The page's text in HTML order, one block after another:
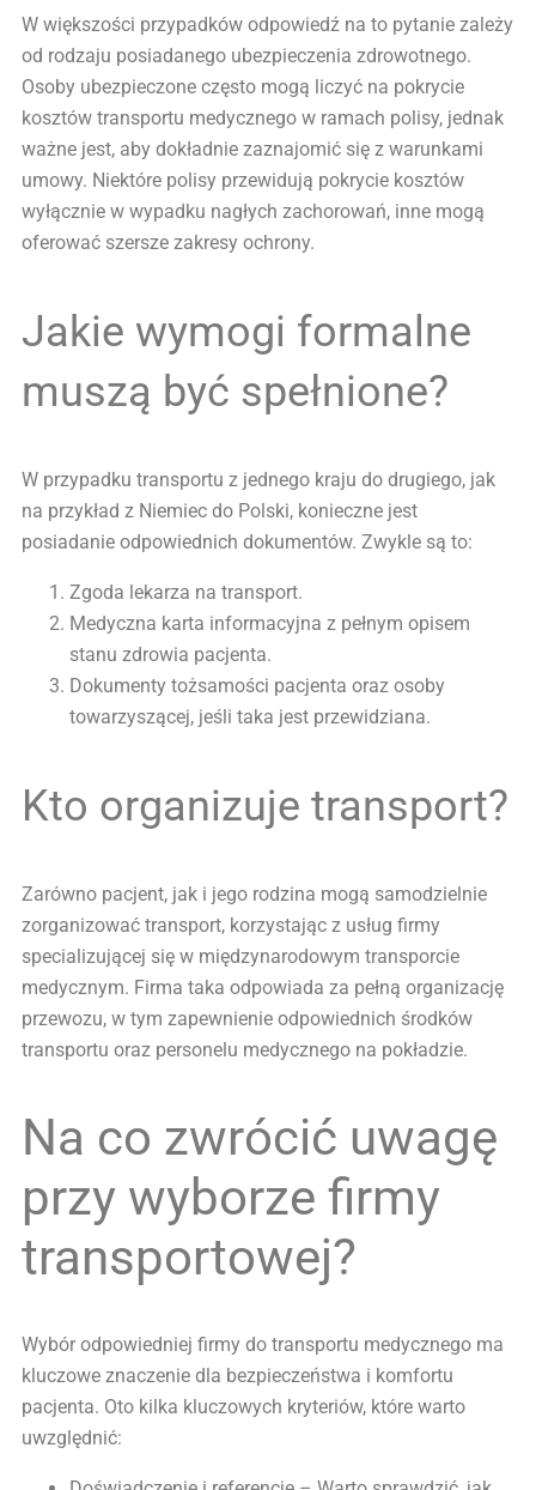
W większości przypadków odpowiedź na to pytanie zależy
od rodzaju posiadanego ubezpieczenia zdrowotnego.
Osoby ubezpieczone często mogą liczyć na pokrycie
kosztów transportu medycznego w ramach polisy, jednak
ważne jest, aby dokładnie zaznajomić się z warunkami
umowy. Niektóre polisy przewidują pokrycie kosztów
wyłącznie w wypadku nagłych zachorowań, inne mogą
oferować szersze zakresy ochrony.
Jakie wymogi formalne
muszą być spełnione?
W przypadku transportu z jednego kraju do drugiego, jak
na przykład z Niemiec do Polski, konieczne jest
posiadanie odpowiednich dokumentów. Zwykle są to:
Zgoda lekarza na transport.
Medyczna karta informacyjna z pełnym opisem
stanu zdrowia pacjenta.
Dokumenty tożsamości pacjenta oraz osoby
towarzyszącej, jeśli taka jest przewidziana.
Kto organizuje transport?
Zarówno pacjent, jak i jego rodzina mogą samodzielnie
zorganizować transport, korzystając z usług firmy
specializującej się w międzynarodowym transporcie
medycznym. Firma taka odpowiada za pełną organizację
przewozu, w tym zapewnienie odpowiednich środków
transportu oraz personelu medycznego na pokładzie.
Na co zwrócić uwagę
przy wyborze firmy
transportowej?
Wybór odpowiedniej firmy do transportu medycznego ma
kluczowe znaczenie dla bezpieczeństwa i komfortu
pacjenta. Oto kilka kluczowych kryteriów, które warto
uwzględnić: